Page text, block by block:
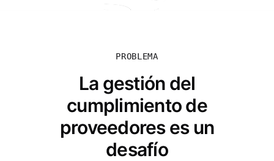
PROBLEMA
La gestión del
cumplimiento de
proveedores es un
desafío